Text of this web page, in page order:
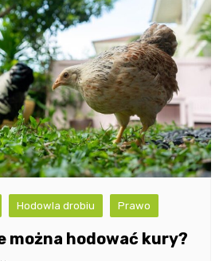
Hodowla drobiu Prawo
można hodować kury?